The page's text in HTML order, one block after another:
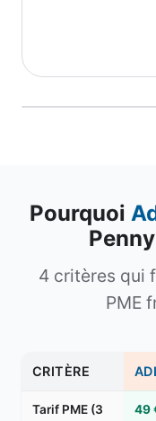
Pourquoi
4 critères qui
PME
CRITÈRE
Tarif PME (3
49